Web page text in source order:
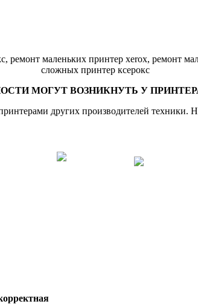
МОГУТ ВОЗНИКНУТЬ У
других производителей техники.